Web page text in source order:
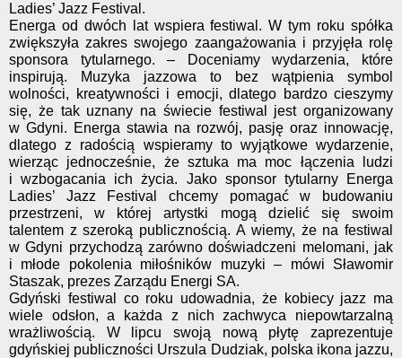
Ladies’ Jazz Festival.
Energa od dwóch lat wspiera festiwal. W tym roku spółka
zwiększyła zakres swojego zaangażowania i przyjęła rolę
sponsora tytularnego. – Doceniamy wydarzenia, które
inspirują. Muzyka jazzowa to bez wątpienia symbol
wolności, kreatywności i emocji, dlatego bardzo cieszymy
się, że tak uznany na świecie festiwal jest organizowany
w Gdyni. Energa stawia na rozwój, pasję oraz innowację,
dlatego z radością wspieramy to wyjątkowe wydarzenie,
wierząc jednocześnie, że sztuka ma moc łączenia ludzi
i wzbogacania ich życia. Jako sponsor tytularny Energa
Ladies’ Jazz Festival chcemy pomagać w budowaniu
przestrzeni, w której artystki mogą dzielić się swoim
talentem z szeroką publicznością. A wiemy, że na festiwal
w Gdyni przychodzą zarówno doświadczeni melomani, jak
i młode pokolenia miłośników muzyki – mówi Sławomir
Staszak, prezes Zarządu Energi SA.
Gdyński festiwal co roku udowadnia, że kobiecy jazz ma
wiele odsłon, a każda z nich zachwyca niepowtarzalną
wrażliwością. W lipcu swoją nową płytę zaprezentuje
gdyńskiej publiczności Urszula Dudziak, polska ikona jazzu,